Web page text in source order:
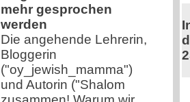
mehr gesprochen
werden
Die angehende Lehrerin,
Bloggerin
("oy_jewish_mamma")
und Autorin ("Shalom